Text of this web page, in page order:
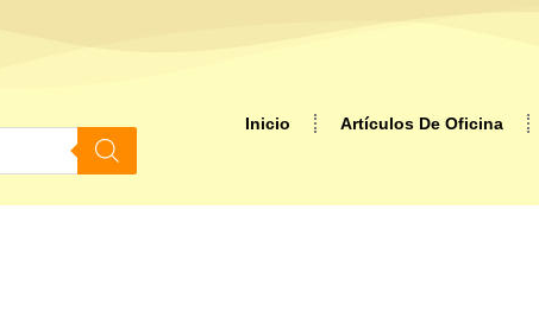
Inicio Artículos De Oficina